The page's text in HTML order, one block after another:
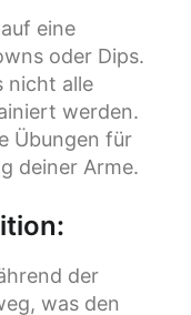
eine
oder Dips.
nicht alle
werden.
Übungen für
deiner Arme.
:
der
was den